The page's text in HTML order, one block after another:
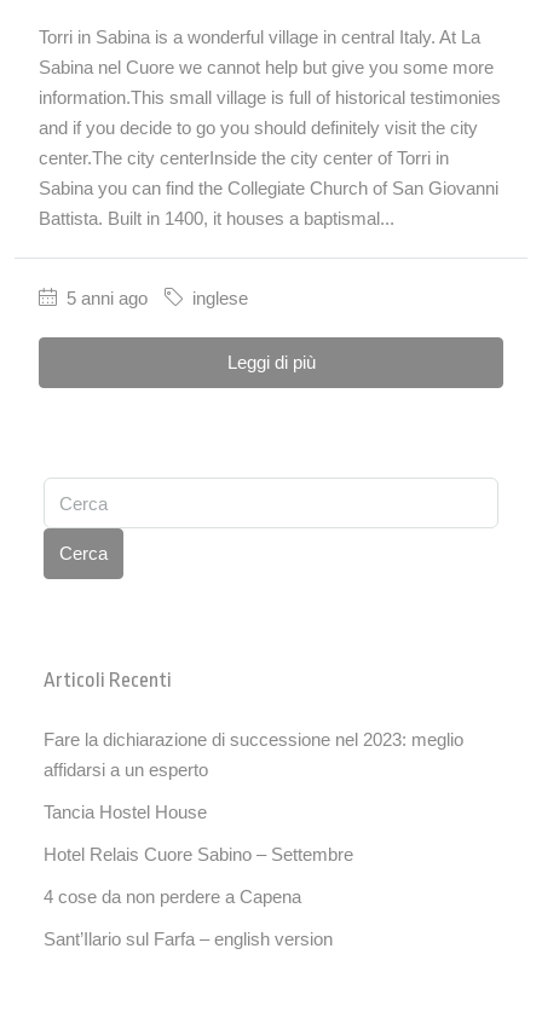
Torri in Sabina is a wonderful village in central Italy. At La
Sabina nel Cuore we cannot help but give you some more
information.This small village is full of historical testimonies
and if you decide to go you should definitely visit the city
center.The city centerInside the city center of Torri in
Sabina you can find the Collegiate Church of San Giovanni
Battista. Built in 1400, it houses a baptismal...
5 anni ago inglese
Leggi di più
Cerca
Articoli Recenti
Fare la dichiarazione di successione nel 2023: meglio
affidarsi a un esperto
Tancia Hostel House
Hotel Relais Cuore Sabino – Settembre
4 cose da non perdere a Capena
Sant’Ilario sul Farfa – english version